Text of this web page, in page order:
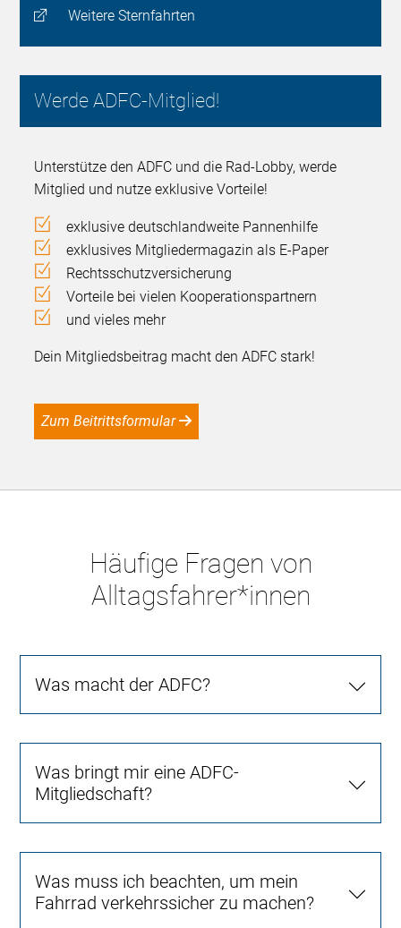
Weitere Sternfahrten
Werde ADFC-Mitglied!
Unterstütze den ADFC und die Rad-Lobby, werde
Mitglied und nutze exklusive Vorteile!
exklusive deutschlandweite Pannenhilfe
exklusives Mitgliedermagazin als E-Paper
Rechtsschutzversicherung
Vorteile bei vielen Kooperationspartnern
und vieles mehr
Dein Mitgliedsbeitrag macht den ADFC stark!
Zum Beitrittsformular
Häufige Fragen von
Alltagsfahrer*innen
Was macht der ADFC?
Was bringt mir eine ADFC-
Mitgliedschaft?
Was muss ich beachten, um mein
Fahrrad verkehrssicher zu machen?